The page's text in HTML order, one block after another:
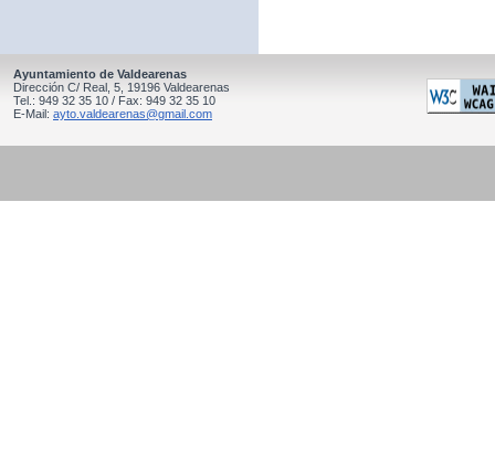
Ayuntamiento de Valdearenas
Dirección C/ Real, 5, 19196 Valdearenas
Tel.: 949 32 35 10 / Fax: 949 32 35 10
E-Mail: ayto.valdearenas@gmail.com